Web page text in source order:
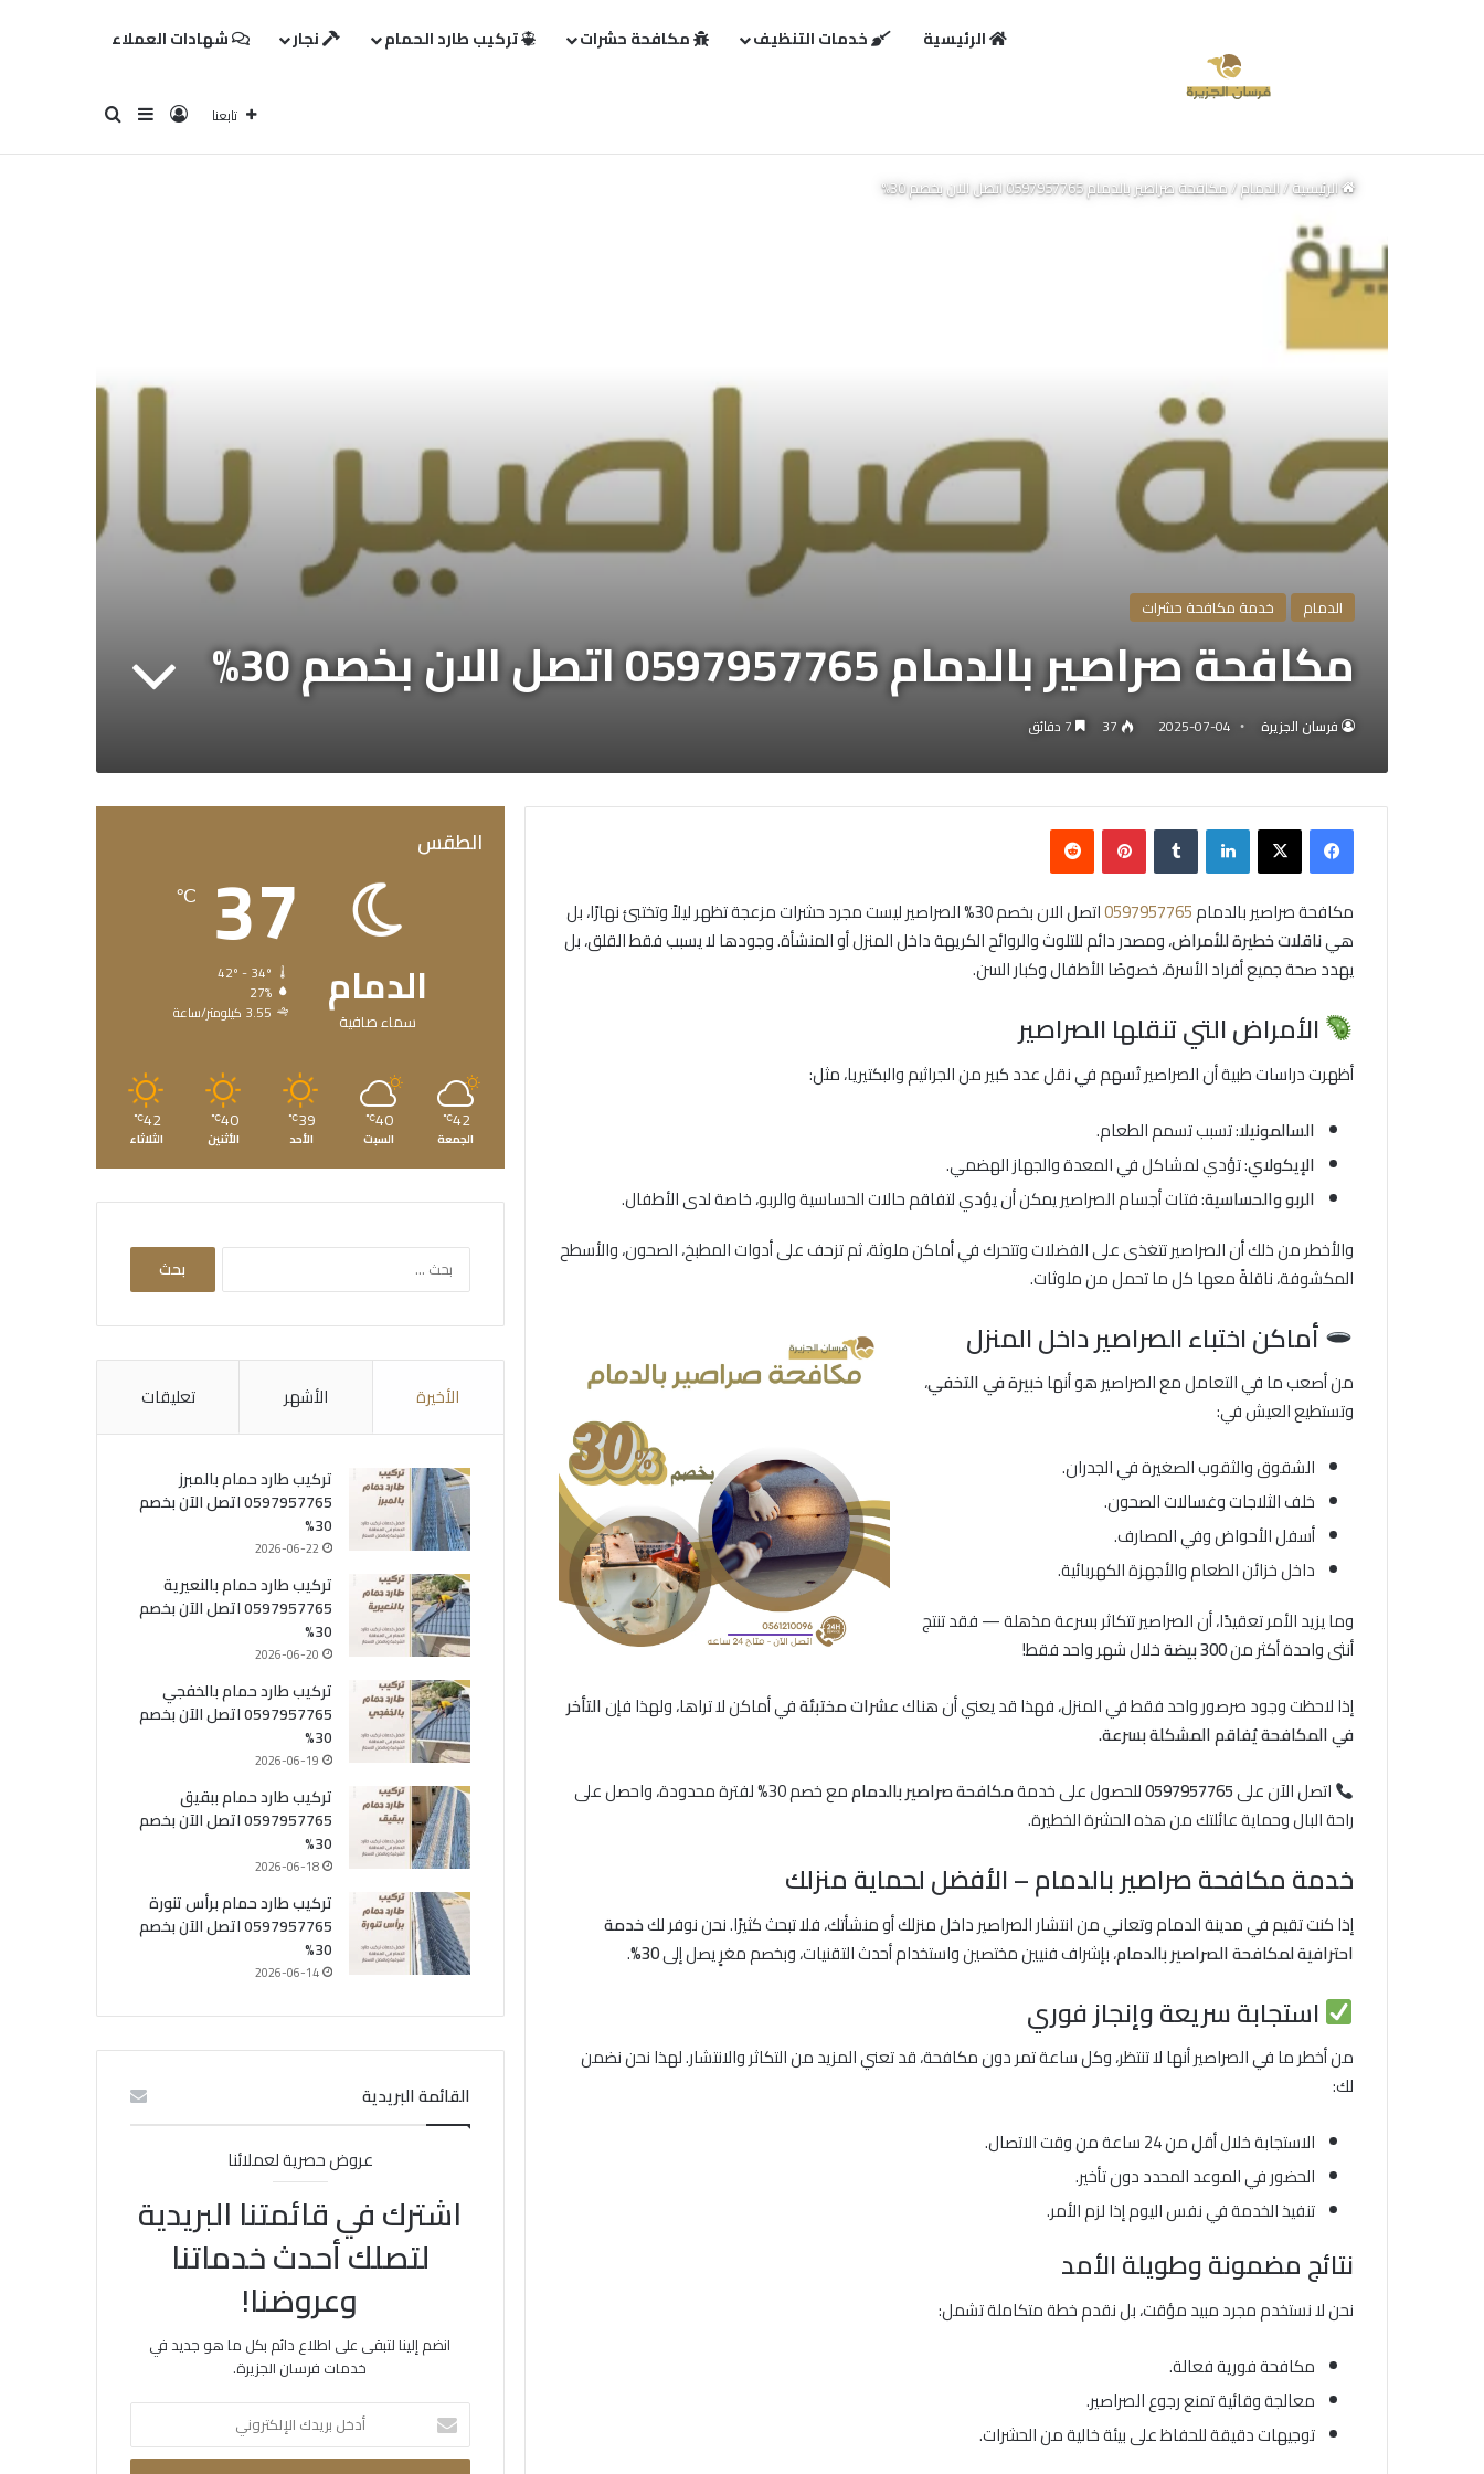
الرئيسية خدمات التنظيف مكافحة حشرات تركيب طارد الحمام نجار شهادات العملاء
تابعنا تسجيل الدخول
إضافة عمود جانبي
بحث عن
تركيب طارد حمام بالنعيرية 0597957765 اتصل الآن بخصم 30%
الرئيسية/الدمام/مكافحة صراصير بالدمام 0597957765 اتصل الان بخصم 30%
الدمام خدمة مكافحة حشرات
مكافحة صراصير بالدمام 0597957765 اتصل الان بخصم 30%
فرسان الجزيرة 2025-07-04
37
فيسبوكX لينكدإن بينتيريست
مكافحة صراصير بالدمام0597957765
اتصل الان بخصم 30% الصراصير ليست مجرد حشرات مزعجة تظهر ليلاً وتختبئ نهارًا، بل
هيناقلات خطيرة للأمراض، ومصدر دائم للتلوث والروائح الكريهة داخل المنزل أو المنشأة. وجودها لا يسبب فقط القلق، بل
يهدد صحة جميع أفراد الأسرة، خصوصًا الأطفال وكبار السن.
الأمراض التي تنقلها الصراصير
أظهرت دراسات طبية أن الصراصير تُسهم في نقل عدد كبير من الجراثيم والبكتيريا، مثل:
السالمونيلا: تسبب تسمم الطعام.
الإيكولاي: تؤدي لمشاكل في المعدة والجهاز الهضمي.
الربو والحساسية: فتات أجسام الصراصير يمكن أن يؤدي لتفاقم حالات الحساسية والربو، خاصة لدى الأطفال.
والأخطر من ذلك أن الصراصير تتغذى على الفضلات وتتحرك في أماكن ملوثة، ثم تزحف على أدوات المطبخ، الصحون، والأسطح
المكشوفة، ناقلةً معها كل ما تحمل من ملوثات.
أماكن اختباء الصراصير داخل المنزل
من أصعب ما في التعامل مع الصراصير هو أنهاخبيرة في التخفي،
وتستطيع العيش في:
الشقوق والثقوب الصغيرة في الجدران.
خلف الثلاجات وغسالات الصحون.
أسفل الأحواض وفي المصارف.
داخل خزائن الطعام والأجهزة الكهربائية.
وما يزيد الأمر تعقيدًا، أن الصراصير تتكاثر بسرعة مذهلة — فقد تنتج
أنثى واحدة أكثر من300 بيضة
خلال شهر واحد فقط!
إذا لاحظت وجود صرصور واحد فقط في المنزل، فهذا قد يعني أن هناكعشرات مختبئةفي أماكن لا تراها، ولهذا فإنالتأخر
في المكافحة يُفاقم المشكلة بسرعة.
اتصل الآن على0597957765للحصول على خدمةمكافحة صراصير بالدمام
مع خصم 30% لفترة محدودة، واحصل على
راحة البال وحماية عائلتك من هذه الحشرة الخطيرة.
خدمة مكافحة صراصير بالدمام – الأفضل لحماية منزلك
إذا كنت تقيم في مدينة الدمام وتعاني من انتشار الصراصير داخل منزلك أو منشأتك، فلا تبحث كثيرًا. نحن نوفر لكخدمة
احترافية لمكافحة الصراصير بالدمام، بإشراف فنيين مختصين واستخدام أحدث التقنيات، وبخصم مغرٍ يصل إلى30%
.
استجابة سريعة وإنجاز فوري
من أخطر ما في الصراصير أنها لا تنتظر، وكل ساعة تمر دون مكافحة، قد تعني المزيد من التكاثر والانتشار. لهذا نحن نضمن
لك:
الاستجابة خلال أقل من 24 ساعة من وقت الاتصال.
الحضور في الموعد المحدد دون تأخير.
تنفيذ الخدمة في نفس اليوم إذا لزم الأمر.
نتائج مضمونة وطويلة الأمد
نحن لا نستخدم مجرد مبيد مؤقت، بل نقدم خطة متكاملة تشمل:
مكافحة فورية فعالة.
معالجة وقائية تمنع رجوع الصراصير.
توجيهات دقيقة للحفاظ على بيئة خالية من الحشرات.
الطقس
الدمام
سماء صافية
37
℃
27%
3.55 كيلومتر/ساعة
42
℃
الجمعة
40
℃
السبت
39
℃
الأحد
40
℃
الأثنين
42
℃
الثلاثاء
البحث
الأخيرة الأشهر تعليقات
تركيب طارد حمام بالمبرز
0597957765 اتصل الآن بخصم
30%
2026-06-22
تركيب طارد حمام بالنعيرية
0597957765 اتصل الآن بخصم
30%
2026-06-20
تركيب طارد حمام بالخفجي
0597957765 اتصل الآن بخصم
30%
2026-06-19
تركيب طارد حمام ببقيق
0597957765 اتصل الآن بخصم
30%
2026-06-18
تركيب طارد حمام برأس تنورة
0597957765 اتصل الآن بخصم
30%
2026-06-14
القائمة البريدية
عروض حصرية لعملائنا
اشترك في قائمتنا البريدية
لتصلك أحدث خدماتنا
وعروضنا!
انضم إلينا لتبقى على اطلاع دائم بكل ما هو جديد في
خدمات فرسان الجزيرة.
أدخل
بريدك
الإلكتروني